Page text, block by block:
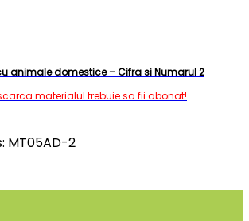
animale domestice – Cifra si Numarul 2
materialul trebuie sa fii abonat!
MT05AD-2